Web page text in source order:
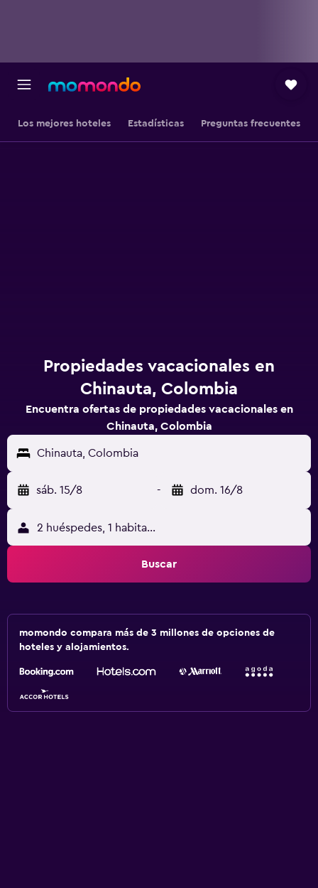
Los mejores hoteles Estadísticas Preguntas frecuentes
Propiedades vacacionales en
Chinauta, Colombia
Encuentra ofertas de propiedades vacacionales en
Chinauta, Colombia
Chinauta, Colombia
sáb. 15/8 - dom. 16/8
2 huéspedes, 1 habitación
Buscar
momondo compara más de 3 millones de opciones de
hoteles y alojamientos.